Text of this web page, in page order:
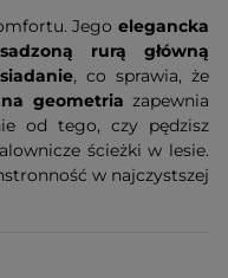
Jegoelegancka
rurą główną
, co sprawia, że
geometria zapewnia
od tego, czy pędzisz
ścieżki w lesie.
w najczystszej